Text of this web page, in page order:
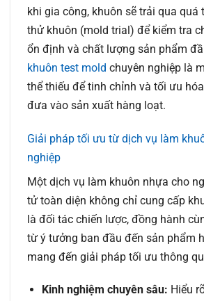
khi gia công, khuôn sẽ trải qua quá
thử khuôn (mold trial) để kiểm tra
ổn định và chất lượng sản phẩm
khuôn test mold chuyên nghiệp là
thể thiếu để tinh chỉnh và tối ưu
đưa vào sản xuất hàng loạt.
Giải pháp tối ưu từ dịch vụ làm
nghiệp
Một dịch vụ làm khuôn nhựa cho
tử toàn diện không chỉ cung cấp
là đối tác chiến lược, đồng hành
từ ý tưởng ban đầu đến sản phẩm
mang đến giải pháp tối ưu thông
Kinh nghiệm chuyên sâu: Hiểu